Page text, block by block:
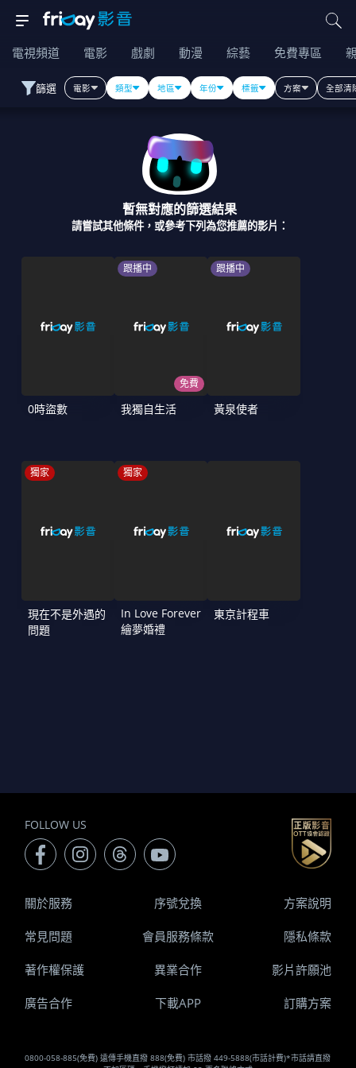
電視頻道 電影 戲劇 動漫 綜藝 免費專區
篩選 電影 類型 地區 年份 標籤 方案 全部清
暫無對應的篩選結果
請嘗試其他條件，或參考下列為您推薦的影片：
0時盜數
跟播中
免費
我獨自生活
跟播中
黃泉使者
獨家
現在不是外遇的
問題
獨家
In Love Forever
繪夢婚禮
東京計程車
FOLLOW US
0800-058-885(免費) 遠傳手機直撥 888(免費) 市話撥 449-5888(市話計費)*市話請直撥
關於服務 序號兌換 方案說明
常見問題 會員服務條款 隱私條款
著作權保護 異業合作 影片許願池
廣告合作 下載APP 訂購方案